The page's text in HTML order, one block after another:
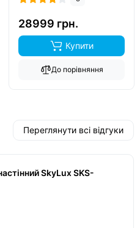
28999 грн.
Купити
До порівняння
Переглянути всі відгуки
SkyLux SKS-